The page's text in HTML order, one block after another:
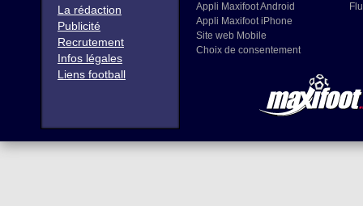
La rédaction
Publicité
Recrutement
Infos légales
Liens football
Appli Maxifoot Android
Appli Maxifoot iPhone
Site web Mobile
Choix de consentement